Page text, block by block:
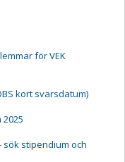
för VEK
kort svarsdatum)
stipendium och